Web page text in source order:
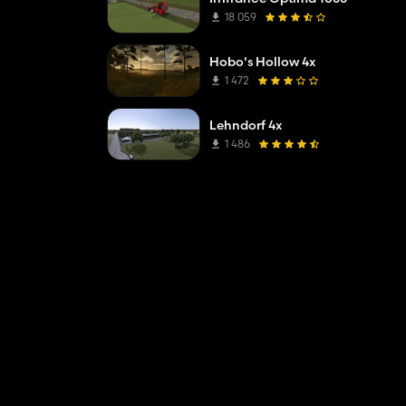
18 059
Hobo's Hollow 4x
1 472
Lehndorf 4x
1 486